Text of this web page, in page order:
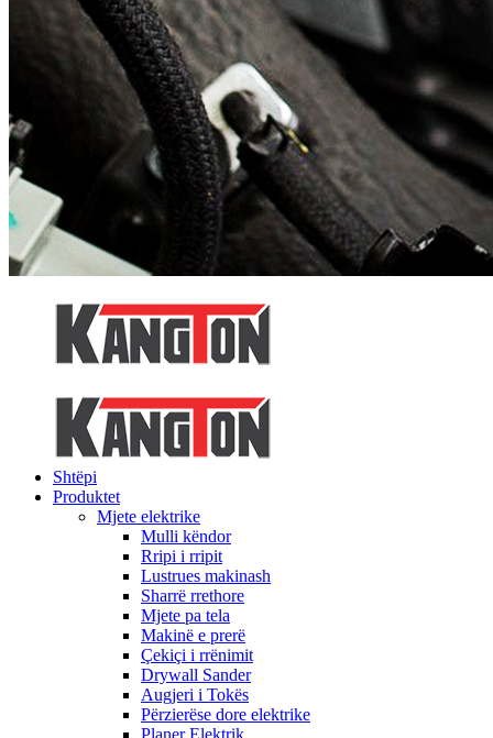
Shtëpi
Produktet
Mjete elektrike
Mulli këndor
Rripi i rripit
Lustrues makinash
Sharrë rrethore
Mjete pa tela
Makinë e prerë
Çekiçi i rrënimit
Drywall Sander
Augjeri i Tokës
Përzierëse dore elektrike
Planer Elektrik